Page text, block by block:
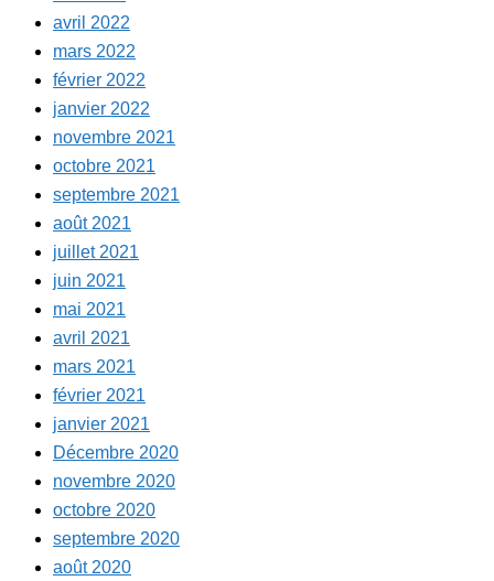
avril 2022
mars 2022
février 2022
janvier 2022
novembre 2021
octobre 2021
septembre 2021
août 2021
juillet 2021
juin 2021
mai 2021
avril 2021
mars 2021
février 2021
janvier 2021
Décembre 2020
novembre 2020
octobre 2020
septembre 2020
août 2020